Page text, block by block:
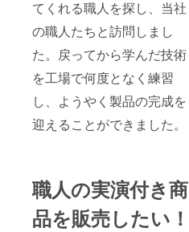
てくれる職人を探し、当社
の職人たちと訪問しまし
た。戻ってから学んだ技術
を工場で何度となく練習
し、ようやく製品の完成を
迎えることができました。
職人の実演付き商
品を販売したい！